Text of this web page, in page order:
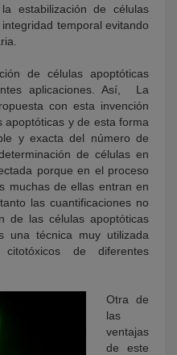
estabilización de células
temporal evitando
de células apoptóticas
aplicaciones. Así, La
con esta invención
apoptóticas y de esta forma
y exacta del número de
de células en
porque en el proceso
muchas de ellas entran en
las cuantificaciones no
de las células apoptóticas
una técnica muy utilizada
de diferentes
Otra de
las
ventajas
de este